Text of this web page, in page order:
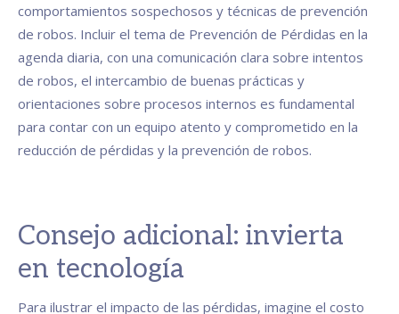
comportamientos sospechosos y técnicas de prevención
de robos. Incluir el tema de Prevención de Pérdidas en la
agenda diaria, con una comunicación clara sobre intentos
de robos, el intercambio de buenas prácticas y
orientaciones sobre procesos internos es fundamental
para contar con un equipo atento y comprometido en la
reducción de pérdidas y la prevención de robos.
Consejo adicional: invierta
en tecnología
Para ilustrar el impacto de las pérdidas, imagine el costo